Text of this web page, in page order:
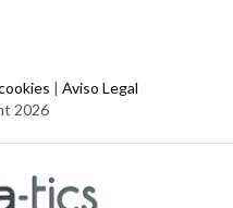
| Aviso Legal
2026